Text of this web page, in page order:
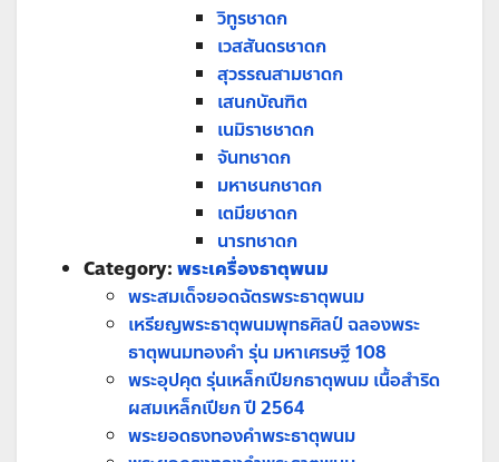
วิทูรชาดก
เวสสันดรชาดก
สุวรรณสามชาดก
เสนกบัณฑิต
เนมิราชชาดก
จันทชาดก
มหาชนกชาดก
เตมียชาดก
นารทชาดก
Category: พระเครื่องธาตุพนม
พระสมเด็จยอดฉัตรพระธาตุพนม
เหรียญพระธาตุพนมพุทธศิลป์ ฉลองพระ
ธาตุพนมทองคำ รุ่น มหาเศรษฐี 108
พระอุปคุต รุ่นเหล็กเปียกธาตุพนม เนื้อสำริด
ผสมเหล็กเปียก ปี 2564
พระยอดธงทองคำพระธาตุพนม